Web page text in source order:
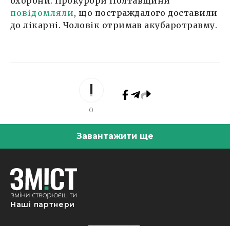
повідомляли, що постраждалого доставили
до лікарні. Чоловік отримав акубаротравму.
0
Завантажити ще
Наші партнери